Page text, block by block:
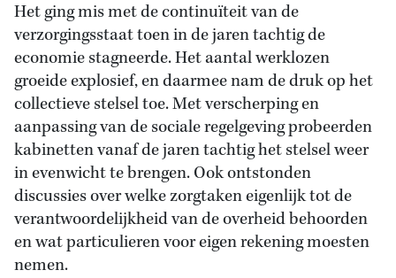
Het ging mis met de continuïteit van de
verzorgingsstaat toen in de jaren tachtig de
economie stagneerde. Het aantal werklozen
groeide explosief, en daarmee nam de druk op het
collectieve stelsel toe. Met verscherping en
aanpassing van de sociale regelgeving probeerden
kabinetten vanaf de jaren tachtig het stelsel weer
in evenwicht te brengen. Ook ontstonden
discussies over welke zorgtaken eigenlijk tot de
verantwoordelijkheid van de overheid behoorden
en wat particulieren voor eigen rekening moesten
nemen.